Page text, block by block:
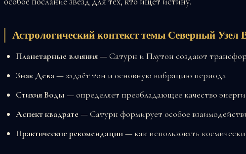
Астрологический контекст темы Северный
Планетарные влияния— Сатурн и Плутон создают
Знак Дева— задаёт тон и основную вибрацию периода
Стихия Воды — определяет преобладающее качество
Аспект квадрате — Сатурн формирует особое
Практические рекомендации— как использовать